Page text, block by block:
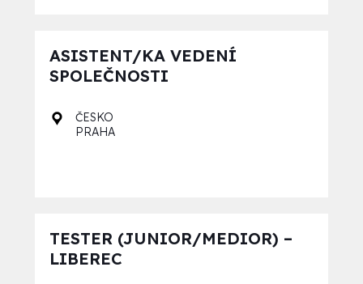
ASISTENT/KA VEDENÍ
SPOLEČNOSTI
ČESKO
PRAHA
TESTER (JUNIOR/MEDIOR) –
LIBEREC